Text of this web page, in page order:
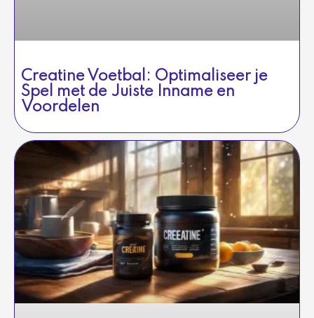
Creatine Voetbal: Optimaliseer je
Spel met de Juiste Inname en
Voordelen